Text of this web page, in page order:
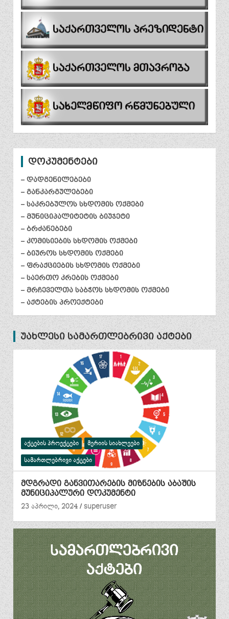
დოკუმენტები
– დადგენილებები
– განკარგულებები
– საკრებულოს სხდომის ოქმები
– მუნიციპალიტეტის ბიუჯეტი
– ბრძანებები
– კომისიების სხდომის ოქმები
– ბიუროს სხდომის ოქმები
– ფრაქციების სხდომის ოქმები
– საერთო კრების ოქმები
– მრჩეველთა საბჭოს სხდომის ოქმები
– აქტების პროექტები
უახლესი სამართლებრივი აქტები
ᲐᲥᲢᲔᲑᲘᲡ ᲞᲠᲝᲔᲥᲢᲔᲑᲘ ᲛᲔᲠᲘᲘᲡ ᲡᲘᲐᲮᲚᲔᲔᲑᲘ
ᲡᲐᲛᲐᲠᲗᲚᲔᲑᲠᲘᲕᲘ ᲐᲥᲢᲔᲑᲘ
მდგრადი განვითარების მიზნების აბაშის
მუნიციპალური დოკუმენტი
23 აპრილი, 2024
superuser